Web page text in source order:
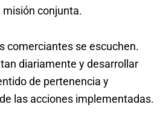
misión conjunta.
comerciantes se escuchen.
diariamente y desarrollar
de pertenencia y
las acciones implementadas.